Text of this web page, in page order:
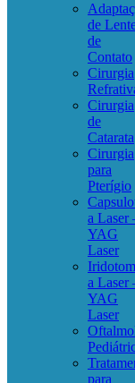
de
de
Contato
Cirurgia
Cirurgia
de
Catarata
Cirurgia
para
Pterígio
a Laser
YAG
Laser
a Laser
YAG
Laser
para